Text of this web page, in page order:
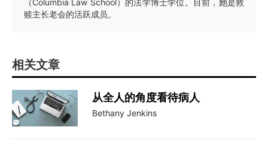
赎主长老会的活跃成员。
相关文章
从全人的角度看待病人
Bethany Jenkins